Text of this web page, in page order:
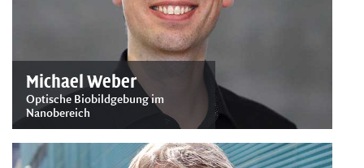
Michael Weber
Optische Biobildgebung im
Nanobereich